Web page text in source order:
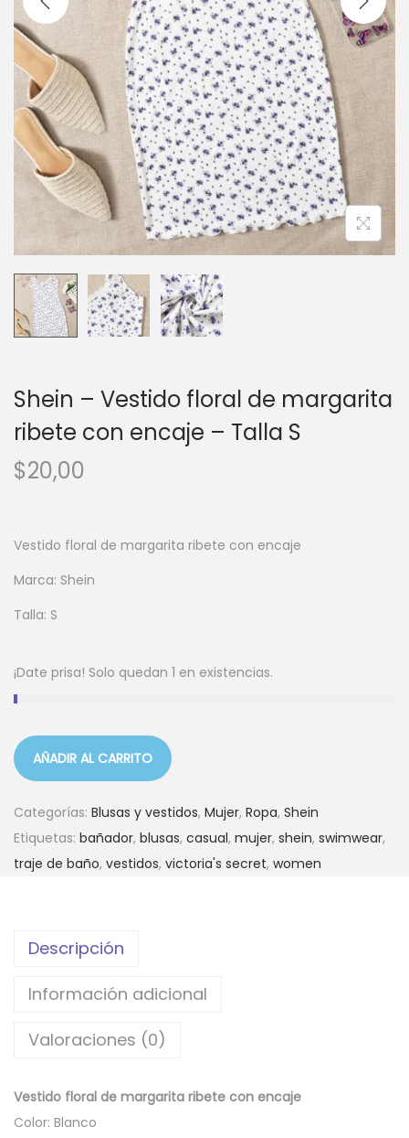
c
i
ó
n
d
o
Shein – Vestido floral de margarita
ribete con encaje – Talla S
$20,00
Vestido floral de margarita ribete con encaje
Marca: Shein
Talla: S
¡Date prisa! Solo quedan 1 en existencias.
AÑADIR AL CARRITO
Categorías: Blusas y vestidos, Mujer, Ropa, Shein
Etiquetas: bañador, blusas, casual, mujer, shein, swimwear,
traje de baño, vestidos, victoria's secret, women
Descripción
Información adicional
Valoraciones (0)
Vestido floral de margarita ribete con encaje
Color: Blanco